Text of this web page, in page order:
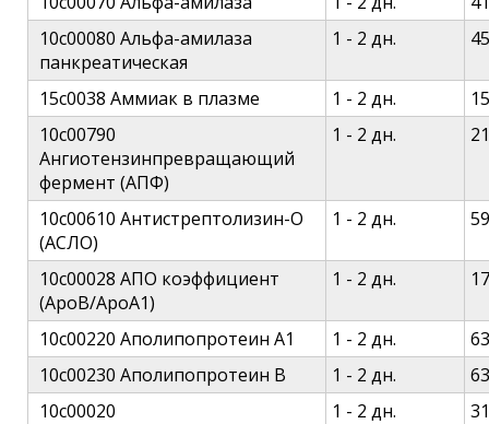
10c00080 Альфа-амилаза
панкреатическая
1 - 2 дн.
15c0038 Аммиак в плазме 1 - 2 дн.
10c00790
Ангиотензинпревращающий
фермент (АПФ)
1 - 2 дн.
10c00610 Антистрептолизин-О
(АСЛО)
1 - 2 дн.
10c00028 АПО коэффициент
(АроВ/АроА1)
1 - 2 дн.
10c00220 Аполипопротеин А1 1 - 2 дн.
10c00230 Аполипопротеин В
1 - 2 дн.
10c00020
1 - 2 дн.